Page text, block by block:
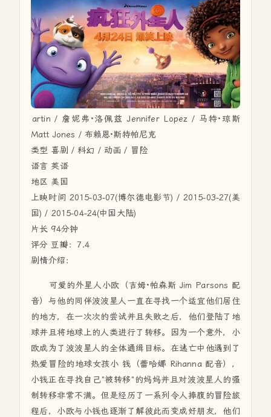
artin / 詹妮弗·洛佩兹 Jennifer Lopez / 马特·琼斯
Matt Jones / 布赖恩·斯特帕尼克
类型 喜剧 / 科幻 / 动画 / 冒险
语言 英语
地区 美国
上映时间 2015-03-07(博尔德电影节) / 2015-03-27(美
国) / 2015-04-24(中国大陆)
片长 94分钟
评分 豆瓣：7.4
剧情介绍：
可爱的外星人小欧（吉姆·帕森斯 Jim Parsons 配
音）与他的同伴波波星人一直在寻找一个适宜他们居住
的地方，在一次次的尝试并且失败之后，他们登陆了地
球并且将地球上的人类进行了转移。因为一个意外，小
欧成为了波波星人的全体通缉目标。在逃亡中他遇到了
热爱冒险的地球女孩小 钱（蕾哈娜 Rihanna 配音），
小钱正在寻找自己"被转移"的妈妈并且对波波星人的强
制转移非常不满。但是经历了一系列令人捧腹的冒险旅
程后，小欧与小钱也逐渐了解彼此而变成好朋友，他们